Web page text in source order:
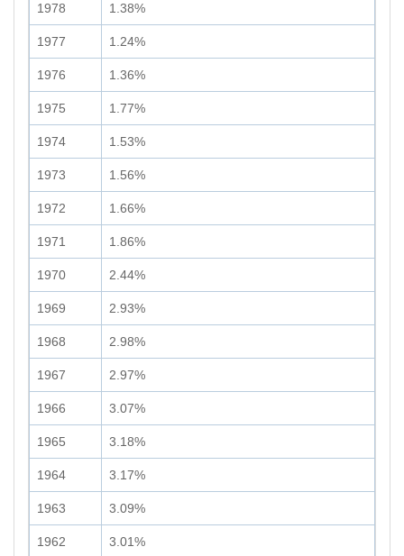
1978 1.38%
1977 1.24%
1976 1.36%
1975 1.77%
1974 1.53%
1973 1.56%
1972 1.66%
1971 1.86%
1970 2.44%
1969 2.93%
1968 2.98%
1967 2.97%
1966 3.07%
1965 3.18%
1964 3.17%
1963 3.09%
1962 3.01%